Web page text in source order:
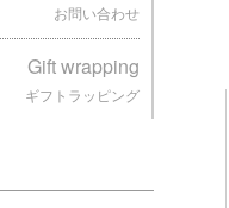
お問い合わせ
Gift wrapping
ギフトラッピング